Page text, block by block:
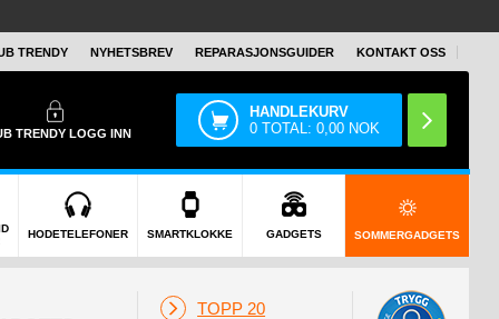
TRENDY NYHETSBREV REPARASJONSGUIDER KONTAKT OSS
TRENDYLOGG INN
HANDLEKURV
0 TOTAL:0,00 NOK
HODETELEFONER SMARTKLOKKE GADGETS SOMMERGADGETS
TOPP 20